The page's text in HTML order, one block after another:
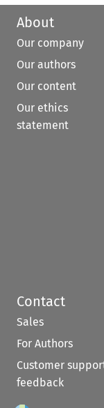
About
Our company
Our authors
Our content
Our ethics
statement
Contact
Sales
For Authors
Customer
feedback